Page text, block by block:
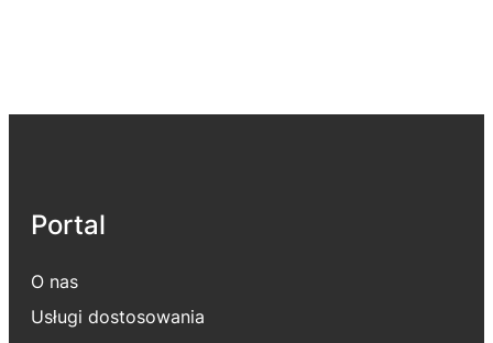
Portal
O nas
Usługi dostosowania